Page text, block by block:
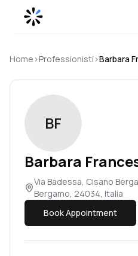
Skip to content
Home ›Professionisti ›Barbara
BF
Barbara
Via Badessa, Cisano
Bergamo, 24034, Italia
Book Appointment